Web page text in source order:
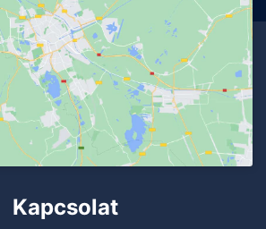
Kapcsolat